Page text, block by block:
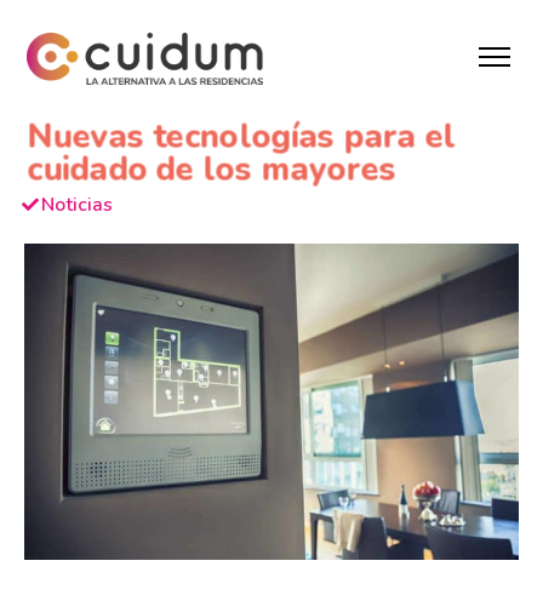
Nuevas tecnologías para el
cuidado de los mayores
Noticias